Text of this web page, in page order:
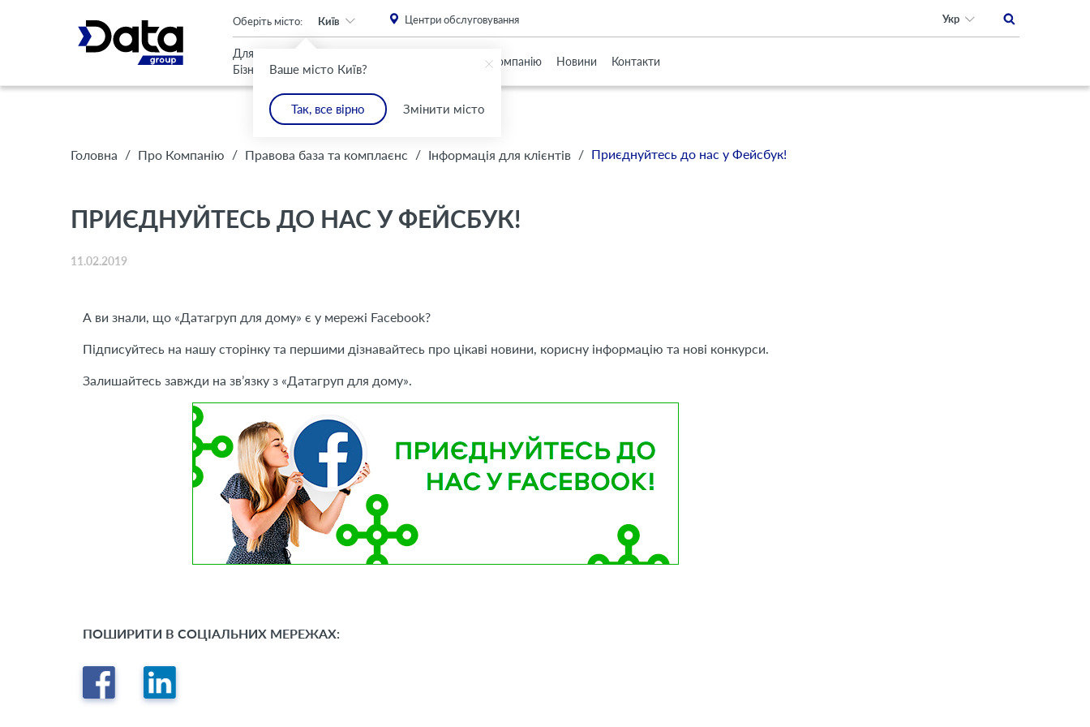
Ваше місто Київ?
Так, все вірно Змінити місто
Оберіть місто: Київ Центри обслуговування Укр
Для
Бізнесу
Дому
Про Компанію Новини Контакти
Головна / Про Компанію / Правова база та комплаєнс / Інформація для клієнтів / Приєднуйтесь до нас у Фейсбук!
ПРИЄДНУЙТЕСЬ ДО НАС У ФЕЙСБУК!
11.02.2019
А ви знали, що «Датагруп для дому» є у мережі Facebook?
Підписуйтесь на нашу сторінку та першими дізнавайтесь про цікаві новини, корисну інформацію та нові конкурси.
Залишайтесь завжди на зв’язку з «Датагруп для дому».
ПОШИРИТИ В СОЦІАЛЬНИХ МЕРЕЖАХ:
An important update (Chrome 143) is available for your browser. Please install this critical browser update